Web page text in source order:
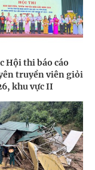
Hội thi báo cáo
truyền viên giỏi
khu vực II